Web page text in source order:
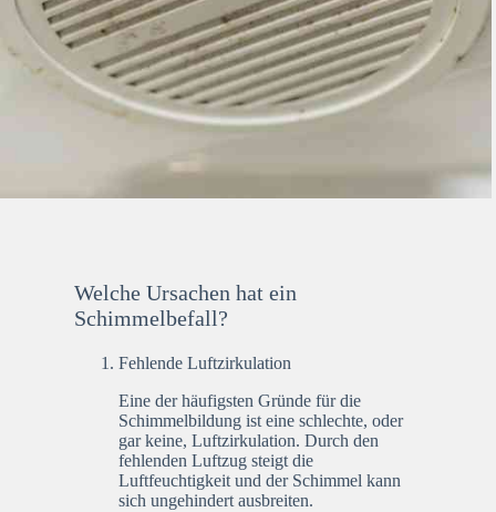
Welche Ursachen hat ein
Schimmelbefall?
Fehlende Luftzirkulation
Eine der häufigsten Gründe für die
Schimmelbildung ist eine schlechte, oder
gar keine, Luftzirkulation. Durch den
fehlenden Luftzug steigt die
Luftfeuchtigkeit und der Schimmel kann
sich ungehindert ausbreiten.